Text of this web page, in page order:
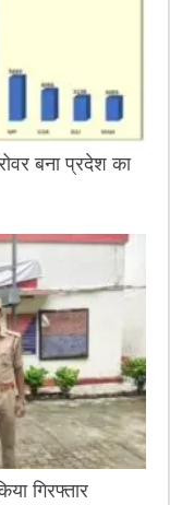
बना प्रदेश का
गिरफ्तार